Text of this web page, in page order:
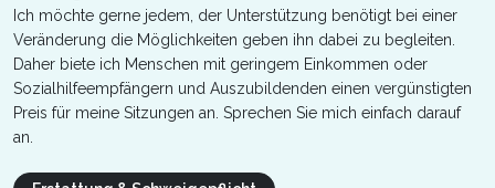
Ich möchte gerne jedem, der Unterstützung benötigt bei einer
Veränderung die Möglichkeiten geben ihn dabei zu begleiten.
Daher biete ich Menschen mit geringem Einkommen oder
Sozialhilfeempfängern und Auszubildenden einen vergünstigten
Preis für meine Sitzungen an. Sprechen Sie mich einfach darauf
an.